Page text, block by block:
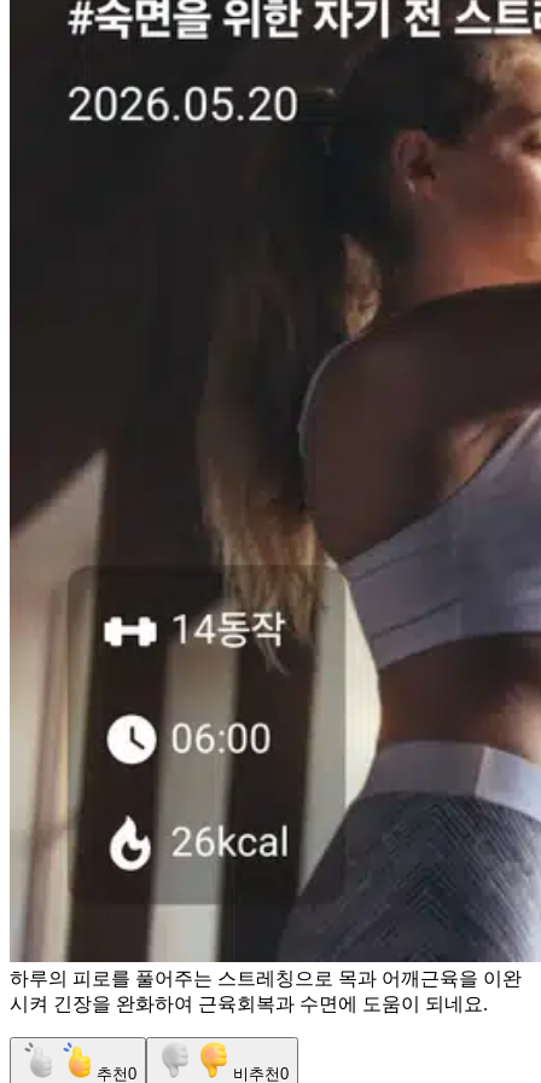
하루의 피로를 풀어주는 스트레칭으로 목과 어깨근육을 이완
시켜 긴장을 완화하여 근육회복과 수면에 도움이 되네요.
추천0 비추천0